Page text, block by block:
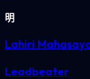
明
Lahiri
Leadbeater